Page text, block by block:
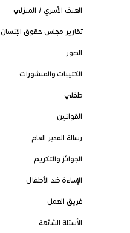
العنف الأسري / المنزلي
تقارير مجلس حقوق الإنسان
الصور
الكتيبات والمنشورات
طفلي
القوانين
رسالة المدير العام
الجوائز والتكريم
الإساءة ضد الأطفال
فريق العمل
الأسئلة الشائعة